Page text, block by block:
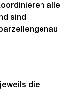
alle
sind
die